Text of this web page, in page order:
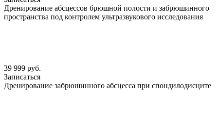
Дренирование абсцессов брюшной полости и забрюшинного
пространства под контролем ультразвукового исследования
39 999 руб.
Записаться
Дренирование забрюшинного абсцесса при спондилодисците